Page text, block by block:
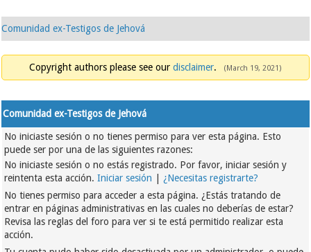
Comunidad ex-Testigos de Jehová
Copyright authors please see our disclaimer. (March 19, 2021)
Comunidad ex-Testigos de Jehová
No iniciaste sesión o no tienes permiso para ver esta página. Esto
puede ser por una de las siguientes razones:
No iniciaste sesión o no estás registrado. Por favor, iniciar sesión y
reintenta esta acción.Iniciar sesión |¿Necesitas registrarte?
No tienes permiso para acceder a esta página. ¿Estás tratando de
entrar en páginas administrativas en las cuales no deberías de estar?
Revisa las reglas del foro para ver si te está permitido realizar esta
acción.